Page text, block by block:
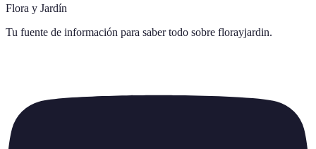
Flora y Jardín
Tu fuente de información para saber todo sobre florayjardin.